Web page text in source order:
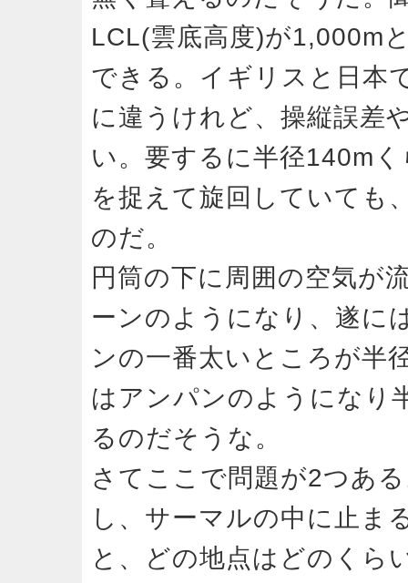
LCL(雲底高度)が1,000m
できる。イギリスと日本
に違うけれど、操縦誤差
い。要するに半径140m
を捉えて旋回していても
のだ。
円筒の下に周囲の空気が
ーンのようになり、遂に
ンの一番太いところが半
はアンパンのようになり
るのだそうな。
さてここで問題が2つあ
し、サーマルの中に止ま
と、どの地点はどのくら